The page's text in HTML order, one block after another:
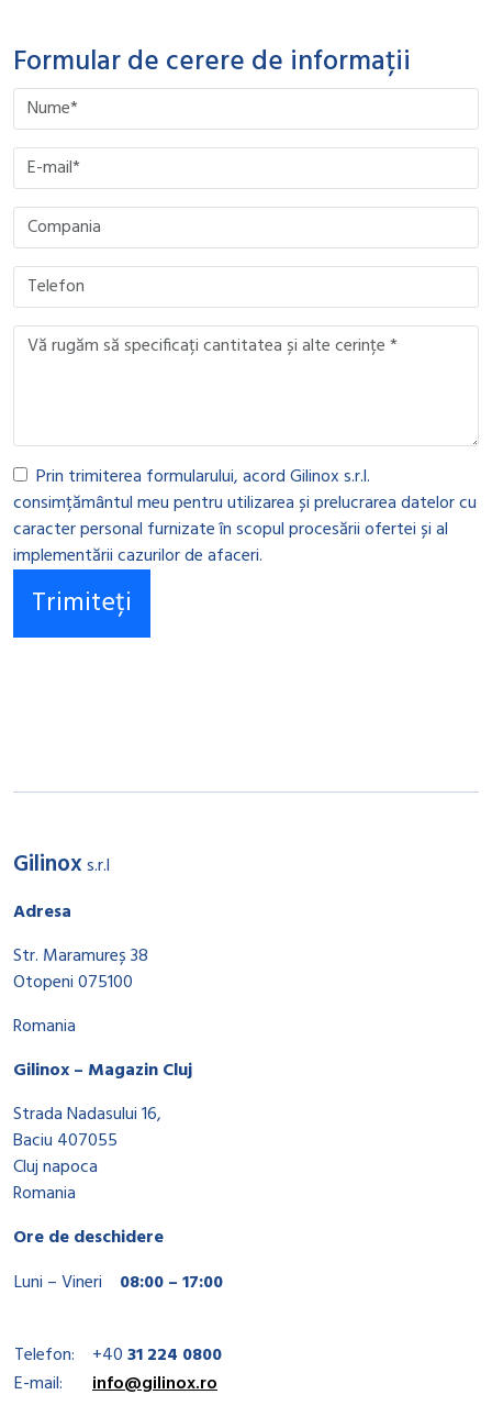
Formular de cerere de informații
Please leave this field empty.
Please leave this field empty.
Please leave this field empty.
Please leave this field empty.
Prin trimiterea formularului, acord Gilinox s.r.l.
consimțământul meu pentru utilizarea și prelucrarea datelor cu
caracter personal furnizate în scopul procesării ofertei și al
implementării cazurilor de afaceri.
Gilinoxs.r.l
Adresa
Str. Maramureș 38
Otopeni 075100
Romania
Gilinox – Magazin Cluj
Strada Nadasului 16,
Baciu 407055
Cluj napoca
Romania
Ore de deschidere
Luni – Vineri
08:00 – 17:00
Telefon: +4031 224 0800
E-mail:
info@gilinox.ro